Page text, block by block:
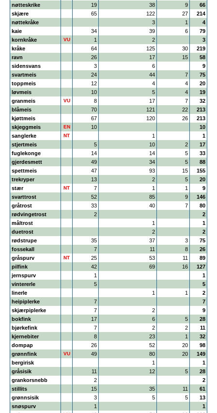
nøtteskrike
19 38 9
66
skjære
65 122 27
214
nøttekråke
3 1
4
kaie
34 39 6
79
kornkråke
VU 1 2
3
kråke
64 125 30
219
ravn
26 17 15
58
sidensvans
3 6
9
svartmeis
24 44 7
75
toppmeis
12 4 4
20
løvmeis
10 5 4
19
granmeis
VU 8 17 7
32
blåmeis
70 121 22
213
kjøttmeis
67 120 26
213
skjeggmeis
EN 10
10
sanglerke
NT 1
1
stjertmeis
5 10 2
17
fuglekonge
14 14 5
33
gjerdesmett
49 34 5
88
spettmeis
47 93 15
155
trekryper
13 2 5
20
stær
NT 7 1 1
9
svarttrost
52 85 9
146
gråtrost
33 40 7
80
rødvingetrost
2
2
måltrost
1
1
duetrost
2
2
rødstrupe
35 37 3
75
fossekall
7 11 8
26
gråspurv
NT 25 53 11
89
pilfink
42 69 16
127
jernspurv
1
1
vintererle
5
5
linerle
1 1
2
heipiplerke
7
7
skjærpiplerke
7 2
9
bokfink
17 6 5
28
bjørkefink
7 2 2
11
kjernebiter
8 23 1
32
dompap
26 52 20
98
grønnfink
VU 49 80 20
149
bergirisk
1
1
gråsisik
11 12 5
28
grankorsnebb
2
2
stillits
15 35 11
61
grønnsisik
3 5 5
13
snøspurv
1
1